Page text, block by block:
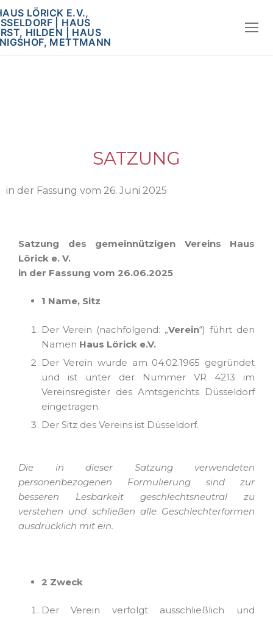
SATZUNG
in der Fassung vom 26. Juni 2025
Satzung des gemeinnützigen Vereins Haus
Lörick e. V.
in der Fassung vom 26.06.2025
1 Name, Sitz
Der Verein (nachfolgend: „Verein“) führt den
Namen Haus Lörick e.V.
Der Verein wurde am 04.02.1965 gegründet
und ist unter der Nummer VR 4213 im
Vereinsregister des Amtsgerichts Düsseldorf
eingetragen.
Der Sitz des Vereins ist Düsseldorf.
Die in dieser Satzung verwendeten
personenbezogenen Formulierung sind zur
besseren Lesbarkeit geschlechtsneutral zu
verstehen und schließen alle Geschlechterformen
ausdrücklich mit ein.
2 Zweck
Der Verein verfolgt ausschließlich und